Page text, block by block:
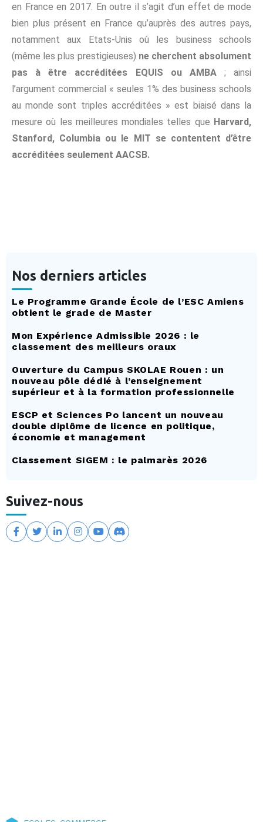
en France en 2017. En outre il s’agit d’un effet de mode
bien plus présent en France qu’auprès des autres pays,
notamment aux Etats-Unis où les business schools
(même les plus prestigieuses) ne cherchent absolument
pas à être accréditées EQUIS ou AMBA; ainsi
l’argument commercial « seules 1% des business schools
au monde sont triples accréditées » est biaisé dans la
mesure où les meilleures mondiales telles que Harvard,
Stanford, Columbia ou le MIT se contentent d’être
accréditées seulement AACSB.
Nos derniers articles
Le Programme Grande École de l’ESC Amiens
obtient le grade de Master
Mon Expérience Admissible 2026 : le
classement des meilleurs oraux
Ouverture du Campus SKOLAE Rouen : un
nouveau pôle dédié à l’enseignement
supérieur et à la formation professionnelle
ESCP et Sciences Po lancent un nouveau
double diplôme de licence en politique,
économie et management
Classement SIGEM : le palmarès 2026
Suivez-nous